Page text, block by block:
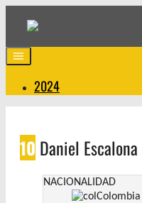
2024
10 Daniel
NACIONALIDAD
Colombia